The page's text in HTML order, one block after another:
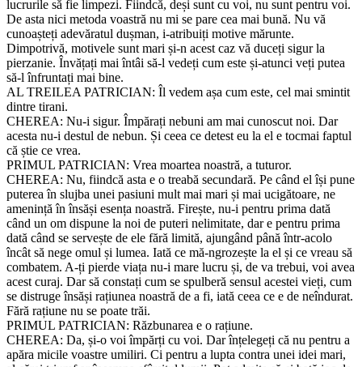
lucrurile să fie limpezi. Fiindcă, deși sunt cu voi, nu sunt pentru voi.
De asta nici metoda voastră nu mi se pare cea mai bună. Nu vă
cunoașteți adevăratul dușman, i-atribuiți motive mărunte.
Dimpotrivă, motivele sunt mari și-n acest caz vă duceți sigur la
pierzanie. Învățați mai întâi să-l vedeți cum este și-atunci veți putea
să-l înfruntați mai bine.
AL TREILEA PATRICIAN: Îl vedem așa cum este, cel mai smintit
dintre tirani.
CHEREA: Nu-i sigur. Împărați nebuni am mai cunoscut noi. Dar
acesta nu-i destul de nebun. Și ceea ce detest eu la el e tocmai faptul
că știe ce vrea.
PRIMUL PATRICIAN: Vrea moartea noastră, a tuturor.
CHEREA: Nu, fiindcă asta e o treabă secundară. Pe când el își pune
puterea în slujba unei pasiuni mult mai mari și mai ucigătoare, ne
amenință în însăși esența noastră. Firește, nu-i pentru prima dată
când un om dispune la noi de puteri nelimitate, dar e pentru prima
dată când se servește de ele fără limită, ajungând până într-acolo
încât să nege omul și lumea. Iată ce mă-ngrozește la el și ce vreau să
combatem. A-ți pierde viața nu-i mare lucru și, de va trebui, voi avea
acest curaj. Dar să constați cum se spulberă sensul acestei vieți, cum
se distruge însăși rațiunea noastră de a fi, iată ceea ce e de neîndurat.
Fără rațiune nu se poate trăi.
PRIMUL PATRICIAN: Răzbunarea e o rațiune.
CHEREA: Da, și-o voi împărți cu voi. Dar înțelegeți că nu pentru a
apăra micile voastre umiliri. Ci pentru a lupta contra unei idei mari,